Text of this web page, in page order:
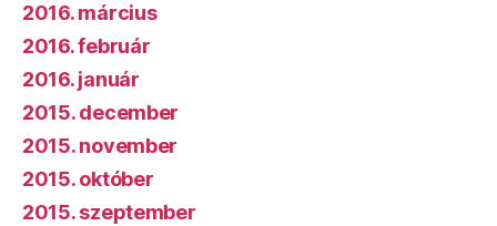
2016. március
2016. február
2016. január
2015. december
2015. november
2015. október
2015. szeptember